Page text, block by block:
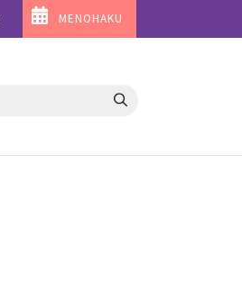
MENOHAKU
Hae